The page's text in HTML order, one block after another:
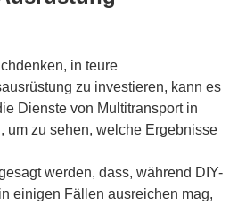
in teure
zu investieren, kann es
Dienste von Multitransport in
um zu sehen, welche Ergebnisse
werden, dass, während DIY-
einigen Fällen ausreichen mag,